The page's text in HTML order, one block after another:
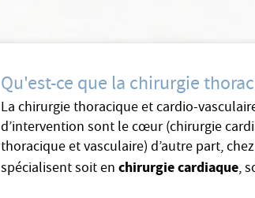
Qu'est-ce que la chirurgie
La chirurgie thoracique et cardio-
d’intervention sont le cœur (chirurgie
thoracique et vasculaire) d’autre part,
spécialisent soit en chirurgie cardiaque,